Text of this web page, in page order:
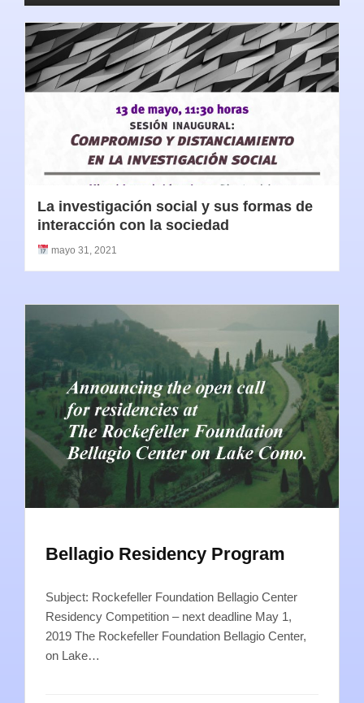
La investigación social y sus formas de
interacción con la sociedad
mayo 31, 2021
Bellagio Residency Program
Subject: Rockefeller Foundation Bellagio Center
Residency Competition – next deadline May 1,
2019 The Rockefeller Foundation Bellagio Center,
on Lake…